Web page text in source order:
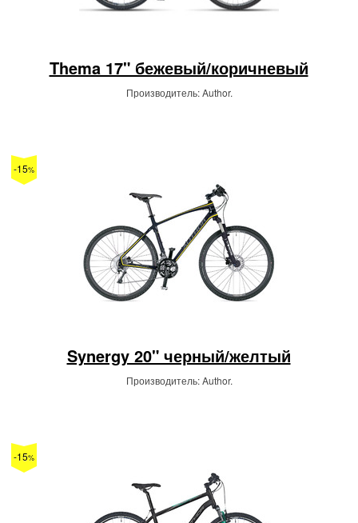
Thema 17" бежевый/коричневый
Производитель: Author.
-15%
Synergy 20" черный/желтый
Производитель: Author.
-15%